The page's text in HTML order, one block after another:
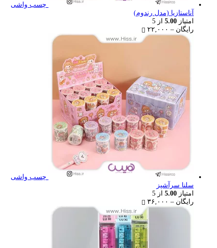
چسب واشی
آناستازیا (مدل رندوم)
امتیاز 5.00 از 5
رایگان – ۲۲,۰۰۰
range:
رایگان
چسب واشی
سلنا سرآشپز
امتیاز 5.00 از 5
رایگان – ۳۶,۰۰۰
range:
رایگان
through
۳۶,۰۰۰ تومان